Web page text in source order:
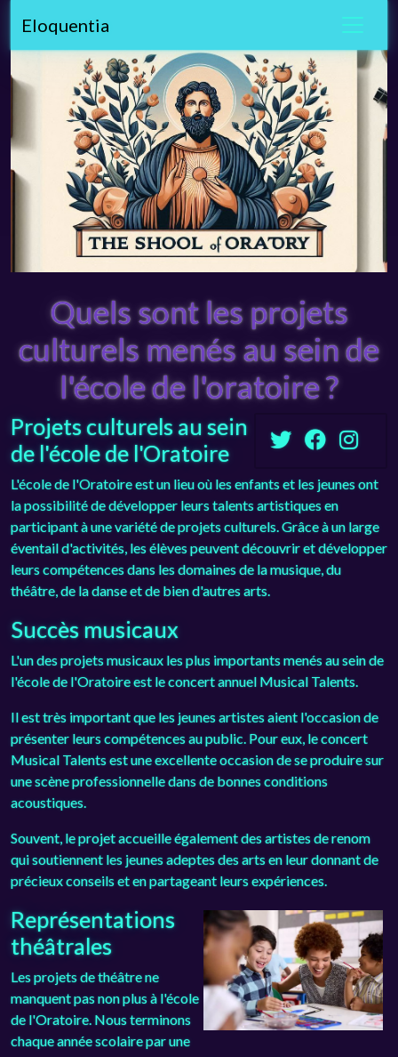
Eloquentia
Quels sont les projets
culturels menés au sein de
l'école de l'oratoire ?
Projets culturels au sein
de l'école de l'Oratoire
L'école de l'Oratoire est un lieu où les enfants et les jeunes ont
la possibilité de développer leurs talents artistiques en
participant à une variété de projets culturels. Grâce à un large
éventail d'activités, les élèves peuvent découvrir et développer
leurs compétences dans les domaines de la musique, du
théâtre, de la danse et de bien d'autres arts.
Succès musicaux
L'un des projets musicaux les plus importants menés au sein de
l'école de l'Oratoire est le concert annuel Musical Talents.
Il est très important que les jeunes artistes aient l'occasion de
présenter leurs compétences au public. Pour eux, le concert
Musical Talents est une excellente occasion de se produire sur
une scène professionnelle dans de bonnes conditions
acoustiques.
Souvent, le projet accueille également des artistes de renom
qui soutiennent les jeunes adeptes des arts en leur donnant de
précieux conseils et en partageant leurs expériences.
Représentations
théâtrales
Les projets de théâtre ne
manquent pas non plus à l'école
de l'Oratoire. Nous terminons
chaque année scolaire par une